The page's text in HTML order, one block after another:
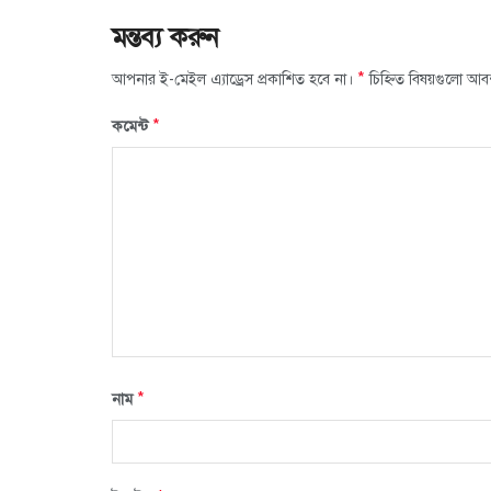
মন্তব্য করুন
আপনার ই-মেইল এ্যাড্রেস প্রকাশিত হবে না। * চিহ্নিত বিষয়গুলো
কমেন্ট*
নাম*